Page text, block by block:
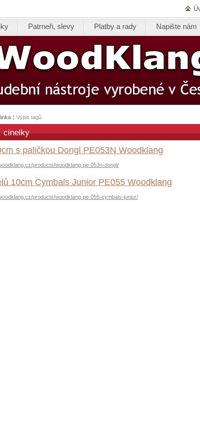
Patrneři, slevy Platby a rady Napište nám
| Výpis tagů
cinelky
s paličkou Dongl PE053N Woodklang
products/woodklang-pe-053n-dongl/
10cm Cymbals Junior PE055 Woodklang
products/woodklang-pe-055-cymbals-junior/